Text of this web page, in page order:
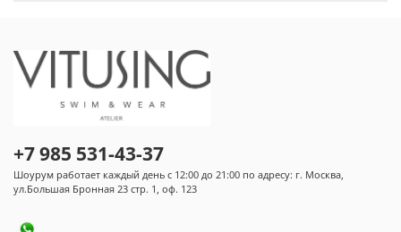
+7 985 531-43-37
Шоурум работает каждый день с 12:00 до 21:00 по адресу: г. Москва,
ул.Большая Бронная 23 стр. 1, оф. 123